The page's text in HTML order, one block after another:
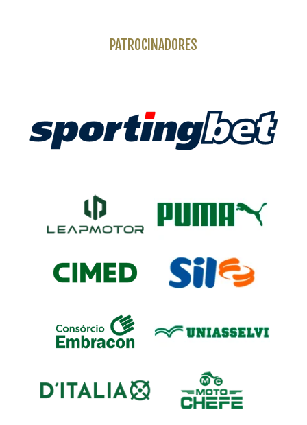
PATROCINADORES